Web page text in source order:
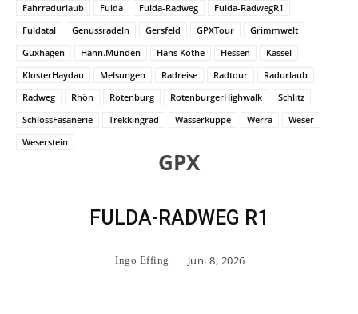
Fahrradurlaub
Fulda Fulda-Radweg
Fulda-RadwegR1
Fuldatal
Genussradeln Gersfeld GPXTour
Grimmwelt
Guxhagen
Hann.Münden Hans Kothe Hessen
Kassel
KlosterHaydau
Melsungen Radreise Radtour
Radurlaub
Radweg
Rhön Rotenburg RotenburgerHighwalk
Schlitz
SchlossFasanerie
Trekkingrad Wasserkuppe Werra
Weser
Weserstein
GPX
FULDA-RADWEG R1
Ingo Effing Juni 8, 2026